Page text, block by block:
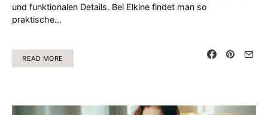
und funktionalen Details. Bei Elkine findet man so
praktische…
READ MORE